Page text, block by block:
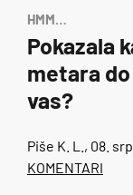
Sexy
HMM…
Pokazala
metara
vas?
Piše K. L. , 08.
KOMENTARI